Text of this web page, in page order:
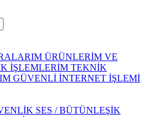
ÜRÜNLERİM VE
İŞLEMLERİM TEKNİK
GÜVENLİ İNTERNET İŞLEMİ
SES / BÜTÜNLEŞİK